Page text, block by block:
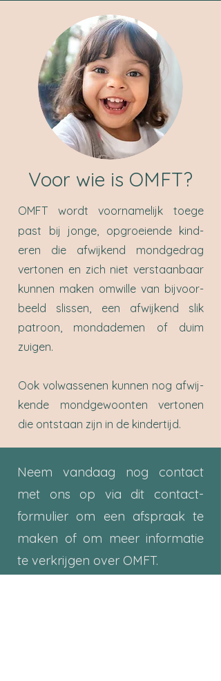
Voor wie is OMFT?
OMFT wordt voornamelijk toe­ge
past bij jonge, opgroeiende kind­
eren die afwijkend mondgedrag
vertonen en zich niet verstaanbaar
kunnen maken omwille van bij­voor­
beeld slissen, een afwijkend slik
patroon, mondademen of duim
zuigen.
Ook volwassenen kunnen nog af­wij­
ken­de mondgewoonten vertonen
die ontstaan zijn in de kin­der­tijd.
Neem vandaag nog contact
met ons op via dit contact­
formulier om een afspraak te
maken of om meer informatie
te verkrijgen over OMFT.